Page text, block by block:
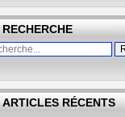
RECHERCHE
ARTICLES RÉCENTS